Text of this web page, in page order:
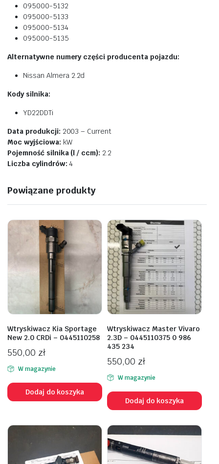
095000-5132
095000-5133
095000-5134
095000-5135
Alternatywne numery części producenta pojazdu:
Nissan Almera 2.2d
Kody silnika:
YD22DDTi
Data produkcji: 2003 – Current
Moc wyjściowa: kW
Pojemność silnika (l / ccm): 2.2
Liczba cylindrów: 4
Powiązane produkty
Wtryskiwacz Kia Sportage
New 2.0 CRDi – 0445110258
550,00 zł
W magazynie
Dodaj do koszyka
Wtryskiwacz Master Vivaro
2.3D – 0445110375 0 986
435 234
550,00 zł
W magazynie
Dodaj do koszyka